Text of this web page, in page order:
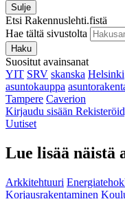
Sulje
Etsi Rakennuslehti.fistä
Hae tältä sivustolta
Haku
Suositut avainsanat
YIT SRV skanska Helsinki
asuntokauppa
Tampere Caverion
Kirjaudu sisään
Uutiset
Lue lisää näistä
Arkkitehtuuri
Korjausrakentaminen